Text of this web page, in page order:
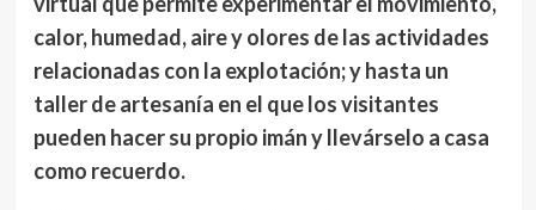
calor, humedad, aire y olores de las actividades
relacionadas con la explotación; y hasta un
taller de artesanía en el que los visitantes
pueden hacer su propio imán y llevárselo a casa
como recuerdo.